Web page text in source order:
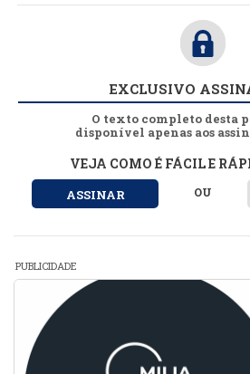
EXCLUSIVO
O texto completo desta
disponível apenas aos
VEJA COMO É FÁCIL E
ASSINAR OU
PUBLICIDADE